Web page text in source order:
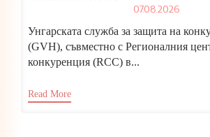
07.08.2026
Унгарската служба за защита на
(GVH), съвместно с Регионалния
конкуренция (RCC) в...
Read More